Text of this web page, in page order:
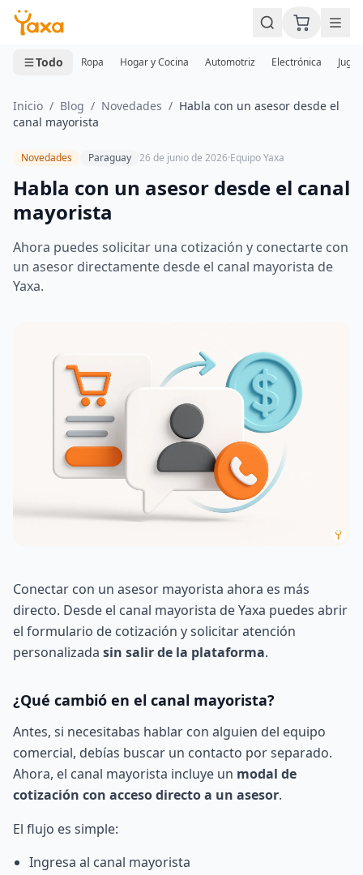
MINI CARRITO
0 productos
Todo Ropa Hogar y Cocina Automotriz Electrónica
Inicio / Blog / Novedades / Habla con un asesor desde el
canal mayorista
Novedades Paraguay 26 de junio de 2026·Equipo Yaxa
Habla con un asesor desde el canal
mayorista
Ahora puedes solicitar una cotización y conectarte con
un asesor directamente desde el canal mayorista de
Yaxa.
Conectar con un asesor mayorista ahora es más
directo. Desde el canal mayorista de Yaxa puedes abrir
el formulario de cotización y solicitar atención
personalizada sin salir de la plataforma.
¿Qué cambió en el canal mayorista?
Antes, si necesitabas hablar con alguien del equipo
comercial, debías buscar un contacto por separado.
Ahora, el canal mayorista incluye un modal de
cotización con acceso directo a un asesor.
El flujo es simple:
Ingresa al canal mayorista